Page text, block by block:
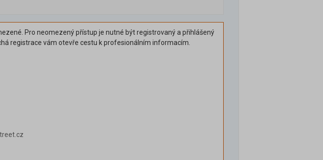
Pro neomezený přístup je nutné být registrovaný a přihlášený
registrace vám otevře cestu k profesionálním informacím.